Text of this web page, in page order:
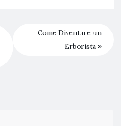
Come Diventare un
Erborista